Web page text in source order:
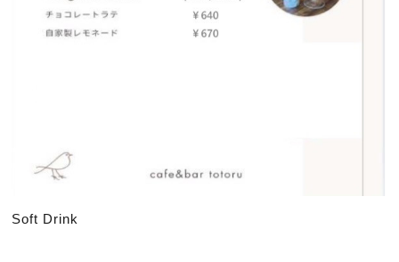
Soft Drink